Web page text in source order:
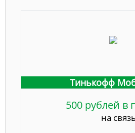
Тинькофф
500 рублей в
на связь